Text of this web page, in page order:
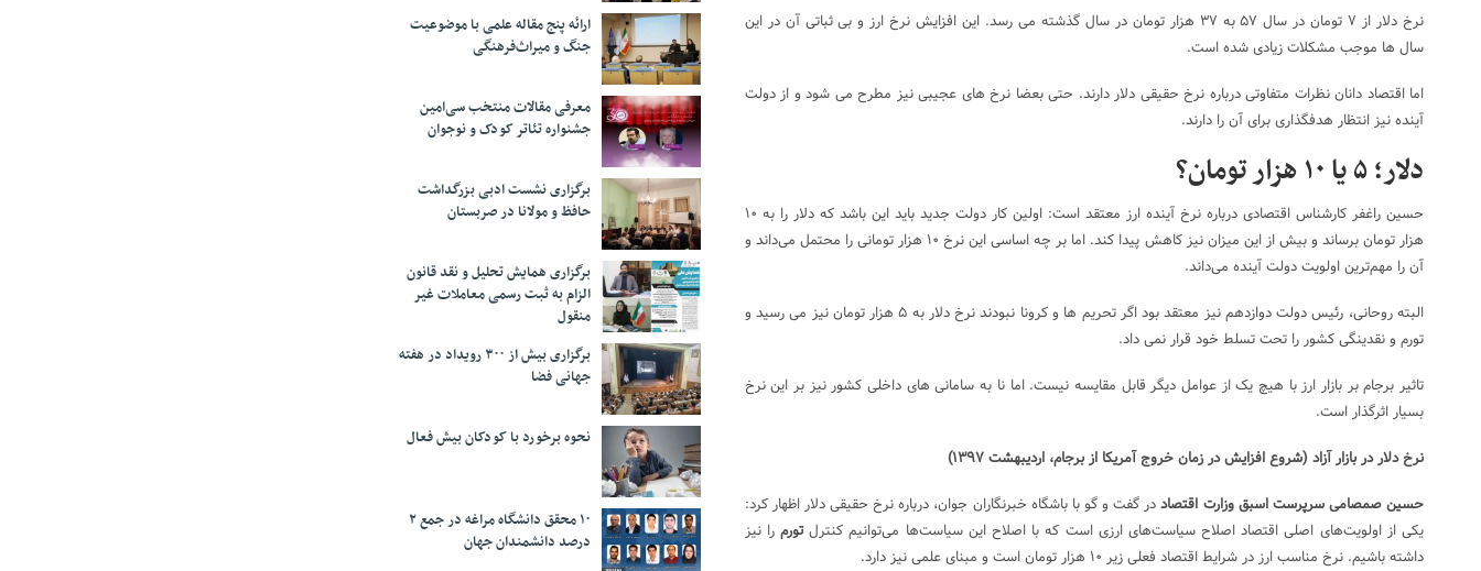
نرخ دلار از ۷ تومان در سال ۵۷ به ۳۷ هزار تومان در سال گذشته می رسد. این افزایش نرخ ارز و بی ثباتی آن در این
سال ها موجب مشکلات زیادی شده است.
اما اقتصاد دانان نظرات متفاوتی درباره نرخ حقیقی دلار دارند. حتی بعضا نرخ های عجیبی نیز مطرح می شود و از دولت
آینده نیز انتظار هدفگذاری برای آن را دارند.
دلار؛ ۵ یا ۱۰ هزار تومان؟
حسین راغفر کارشناس اقتصادی درباره نرخ آینده ارز معتقد است: اولین کار دولت جدید باید این باشد که دلار را به ۱۰
هزار تومان برساند و بیش از این میزان نیز کاهش پیدا کند. اما بر چه اساسی این نرخ ۱۰ هزار تومانی را محتمل می‌داند و
آن را مهم‌ترین اولویت دولت آینده می‌داند.
البته روحانی، رئیس دولت دوازدهم نیز معتقد بود اگر تحریم ها و کرونا نبودند نرخ دلار به ۵ هزار تومان نیز می رسید و
تورم و نقدینگی کشور را تحت تسلط خود قرار نمی داد.
تاثیر برجام بر بازار ارز با هیچ یک از عوامل دیگر قابل مقایسه نیست. اما نا به سامانی های داخلی کشور نیز بر این نرخ
بسیار اثرگذار است.
نرخ دلار در بازار آزاد (شروع افزایش در زمان خروج آمریکا از برجام، اردیبهشت ۱۳۹۷)
حسین صمصامی سرپرست اسبق وزارت اقتصاددر گفت و گو با باشگاه خبرنگاران جوان، درباره نرخ حقیقی دلار اظهار کرد:
یکی از اولویت‌های اصلی اقتصاد اصلاح سیاست‌های ارزی است که با اصلاح این سیاست‌ها می‌توانیم کنترلتورمرا نیز
داشته باشیم. نرخ مناسب ارز در شرایط اقتصاد فعلی زیر ۱۰ هزار تومان است و مبنای علمی نیز دارد.
ارائه پنج مقاله علمی با موضوعیت
جنگ و میراث‌فرهنگی
معرفی مقالات منتخب سی‌امین
جشنواره تئاتر کودک و نوجوان
برگزاری نشست ادبی بزرگداشت
حافظ و مولانا در صربستان
برگزاری همایش تحلیل و نقد قانون
الزام به ثبت رسمی معاملات غیر
منقول
برگزاری بیش از ۳۰۰ رویداد در هفته
جهانی فضا
نحوه برخورد با کودکان بیش فعال
۱۰ محقق دانشگاه مراغه در جمع ۲
درصد دانشمندان جهان